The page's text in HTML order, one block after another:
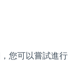
您可以嘗試進行